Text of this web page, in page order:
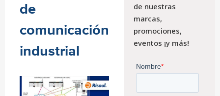
de
comunicación
industrial
de nuestras
marcas,
promociones,
eventos ¡y más!